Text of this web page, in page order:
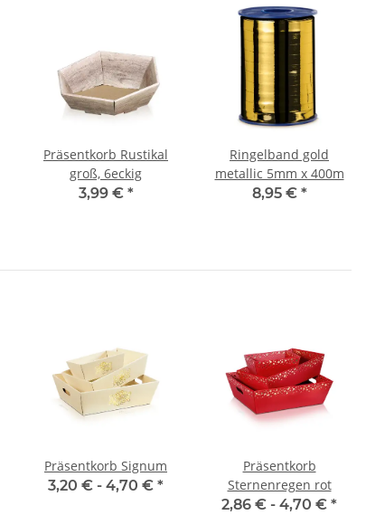
Präsentkorb Rustikal
groß, 6eckig
3,99 € *
Ringelband gold
metallic 5mm x 400m
8,95 € *
Präsentkorb Signum
3,20 € - 4,70 € *
Präsentkorb
Sternenregen rot
2,86 € - 4,70 € *